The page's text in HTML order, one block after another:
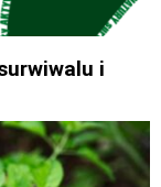
i